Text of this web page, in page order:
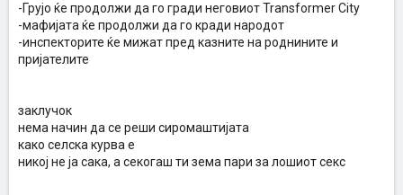
-Грујо ќе продолжи да го гради неговиот Transformer City
-мафијата ќе продолжи да го кради народот
-инспекторите ќе мижат пред казните на роднините и
пријателите
заклучок
нема начин да се реши сиромаштијата
како селска курва е
никој не ја сака, а секогаш ти зема пари за лошиот секс